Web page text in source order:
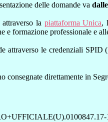
delle domande va
la piattaforma Unica,
e formazione professionale e
attraverso le credenziali
consegnate direttamente in